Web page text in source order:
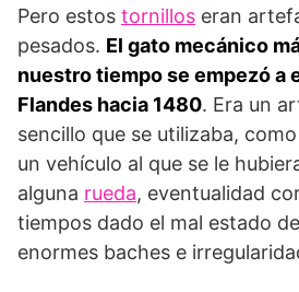
Pero estos tornillos eran
pesados. El gato mecánico
nuestro tiempo se empezó a
Flandes hacia 1480. Era un
sencillo que se utilizaba,
un vehículo al que se le
alguna rueda, eventualidad
tiempos dado el mal estado
enormes baches e